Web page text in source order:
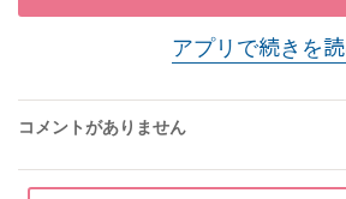
アプリで続きを
コメントがありません